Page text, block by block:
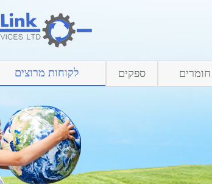
חומרים ספקים לקוחות מרוצים